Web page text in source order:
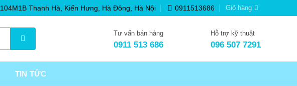
104M1B Thanh Hà, Kiến Hưng, Hà Đông, Hà Nội 0911513686 Giỏ hàng
Tư vấn bán hàng
0911 513 686
Hỗ trợ kỹ thuật
096 507 7291
TIN TỨC